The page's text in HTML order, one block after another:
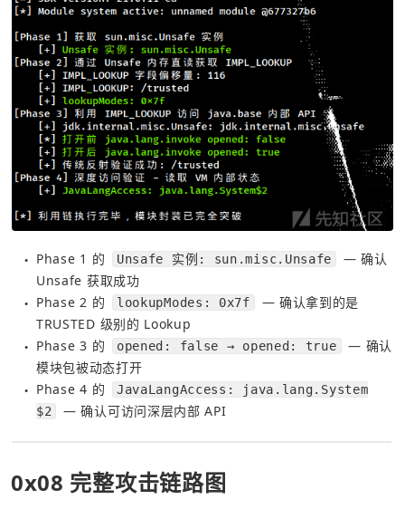
● Phase 1 的 Unsafe 实例: sun.misc.Unsafe
— 确认
Unsafe 获取成功
● Phase 2 的 lookupModes: 0x7f
— 确认拿到的是
TRUSTED 级别的 Lookup
● Phase 3 的 opened: false → opened: true
— 确认
模块包被动态打开
● Phase 4 的
JavaLangAccess: java.lang.System
$2
— 确认可访问深层内部 API
0x08 完整攻击链路图